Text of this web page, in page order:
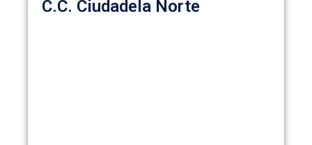
C.C. Ciudadela Norte